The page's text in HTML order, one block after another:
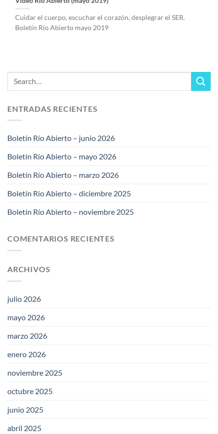
Cuidar el cuerpo, escuchar el corazón, desplegrar el SER.
Boletín Río Abierto mayo 2019
ENTRADAS RECIENTES
Boletín Río Abierto – junio 2026
Boletín Río Abierto – mayo 2026
Boletín Río Abierto – marzo 2026
Boletín Río Abierto – diciembre 2025
Boletín Río Abierto – noviembre 2025
COMENTARIOS RECIENTES
ARCHIVOS
julio 2026
mayo 2026
marzo 2026
enero 2026
noviembre 2025
octubre 2025
junio 2025
abril 2025